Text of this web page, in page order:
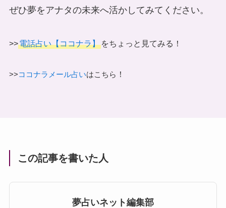
ぜひ夢をアナタの未来へ活かしてみてください。
>>電話占い【ココナラ】をちょっと見てみる！
>>ココナラメール占いはこちら ！
この記事を書いた人
夢占いネット編集部